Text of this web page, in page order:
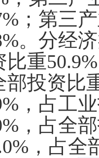
；第三
。分经
比重
部投资比
，占工
，占全
，占全